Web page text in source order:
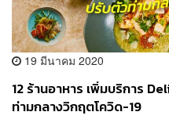
19 มีนาคม 2020
12 ร้านอาหาร เพิ่มบริการ
ท่ามกลางวิกฤตโควิด-19